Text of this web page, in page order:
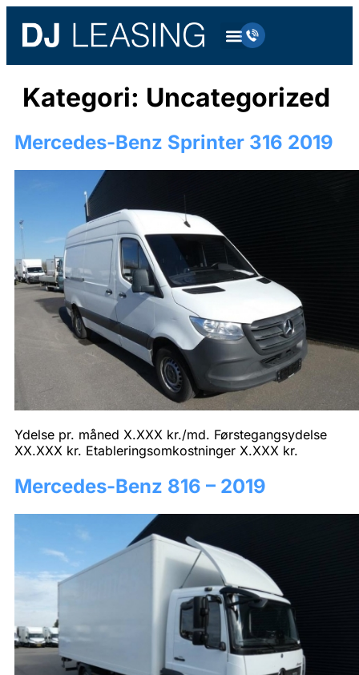
Kategori: Uncategorized
Mercedes-Benz Sprinter 316 2019
Ydelse pr. måned X.XXX kr./md. Førstegangsydelse
XX.XXX kr. Etableringsomkostninger X.XXX kr.
Mercedes-Benz 816 – 2019